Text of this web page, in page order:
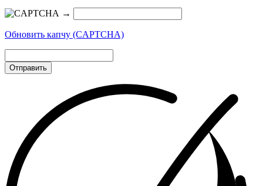
→
Обновить капчу (CAPTCHA)
Отправить